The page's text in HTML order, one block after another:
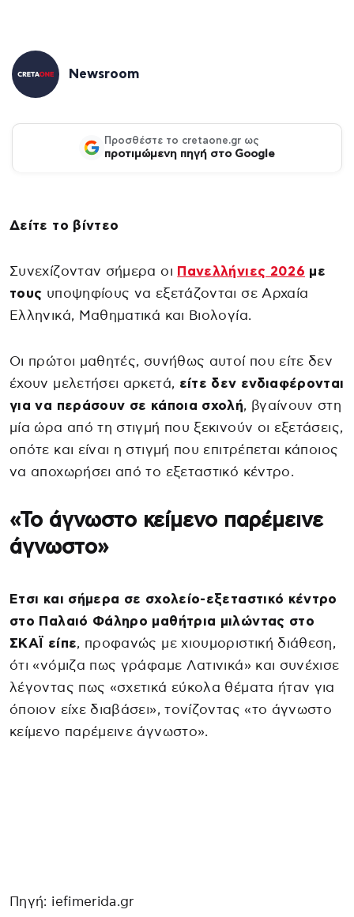
Newsroom
Προσθέστε το cretaone.gr ως
προτιμώμενη πηγή στο Google
Δείτε το βίντεο
Συνεχίζονταν σήμερα οι Πανελλήνιες 2026 με
τους υποψηφίους να εξετάζονται σε Αρχαία
Ελληνικά, Μαθηματικά και Βιολογία.
Οι πρώτοι μαθητές, συνήθως αυτοί που είτε δεν
έχουν μελετήσει αρκετά, είτε δεν ενδιαφέρονται
για να περάσουν σε κάποια σχολή, βγαίνουν στη
μία ώρα από τη στιγμή που ξεκινούν οι εξετάσεις,
οπότε και είναι η στιγμή που επιτρέπεται κάποιος
να αποχωρήσει από το εξεταστικό κέντρο.
«Το άγνωστο κείμενο παρέμεινε
άγνωστο»
Ετσι και σήμερα σε σχολείο-εξεταστικό κέντρο
στο Παλαιό Φάληρο μαθήτρια μιλώντας στο
ΣΚΑΪ είπε, προφανώς με χιουμοριστική διάθεση,
ότι «νόμιζα πως γράφαμε Λατινικά» και συνέχισε
λέγοντας πως «σχετικά εύκολα θέματα ήταν για
όποιον είχε διαβάσει», τονίζοντας «το άγνωστο
κείμενο παρέμεινε άγνωστο».
Πηγή: iefimerida.gr